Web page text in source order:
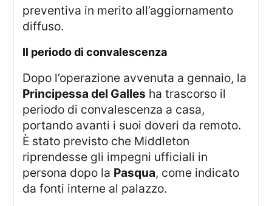
preventiva in merito all’aggiornamento
diffuso.
il periodo di convalescenza
Dopo l’operazione avvenuta a gennaio, la
Principessa del Galles ha trascorso il
periodo di convalescenza a casa,
portando avanti i suoi doveri da remoto.
È stato previsto che Middleton
riprendesse gli impegni ufficiali in
persona dopo la Pasqua, come indicato
da fonti interne al palazzo.